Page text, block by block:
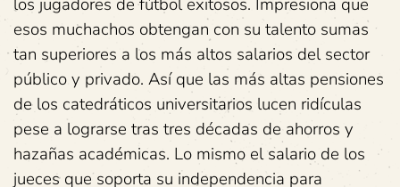
los jugadores de fútbol exitosos. Impresiona que
esos muchachos obtengan con su talento sumas
tan superiores a los más altos salarios del sector
público y privado. Así que las más altas pensiones
de los catedráticos universitarios lucen ridículas
pese a lograrse tras tres décadas de ahorros y
hazañas académicas. Lo mismo el salario de los
jueces que soporta su independencia para